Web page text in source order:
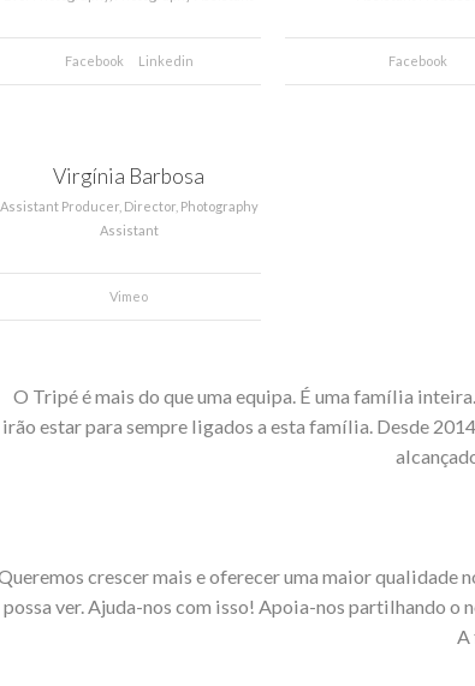
Facebook Linkedin Facebook
Virgínia Barbosa
Assistant Producer, Director, Photography
Assistant
Vimeo
O Tripé é mais do que uma equipa. É uma família
irão estar para sempre ligados a esta família. Desde
crescer mais e oferecer uma maior qualidade
possa ver. Ajuda-nos com isso! Apoia-nos partilhando o
A